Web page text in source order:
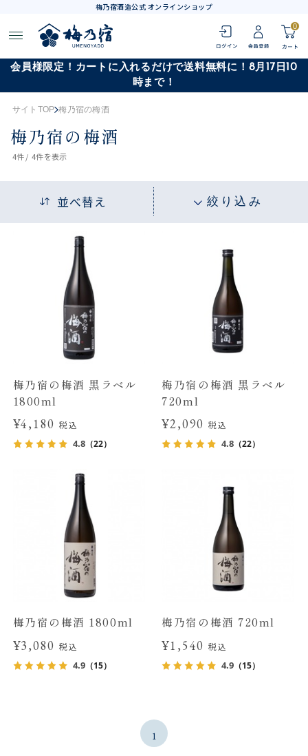
梅乃宿酒造公式 オンラインショップ
0
会員様限定！カートに入れるだけで送料無料に！8月17日10
時まで！
サイトTOP 梅乃宿の梅酒
梅乃宿の梅酒
4件 / 4件を表示
並べ替え 絞り込み
梅乃宿の梅酒 黒ラベル
1800ml
¥4,180税込
4.8（22）
梅乃宿の梅酒 黒ラベル
720ml
¥2,090 税込
4.8 （22）
梅乃宿の梅酒 1800ml
¥3,080税込
4.9（15）
梅乃宿の梅酒 720ml
¥1,540 税込
4.9 （15）
1